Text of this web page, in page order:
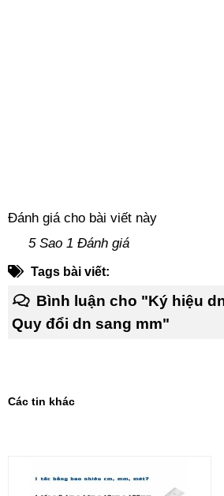
Đánh giá cho bài viết này
5 Sao 1 Đánh giá
Tags bài viết:
Bình luận cho "Ký hiệu
Quy đổi dn sang mm"
Các tin khác